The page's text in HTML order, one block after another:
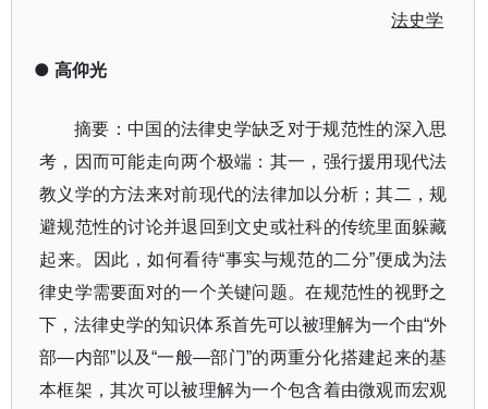
法史学
● 高仰光
摘要：中国的法律史学缺乏对于规范性的深入思
考，因而可能走向两个极端：其一，强行援用现代法
教义学的方法来对前现代的法律加以分析；其二，规
避规范性的讨论并退回到文史或社科的传统里面躲藏
起来。因此，如何看待“事实与规范的二分”便成为法
律史学需要面对的一个关键问题。在规范性的视野之
下，法律史学的知识体系首先可以被理解为一个由“外
部—内部”以及“一般—部门”的两重分化搭建起来的基
本框架，其次可以被理解为一个包含着由微观而宏观